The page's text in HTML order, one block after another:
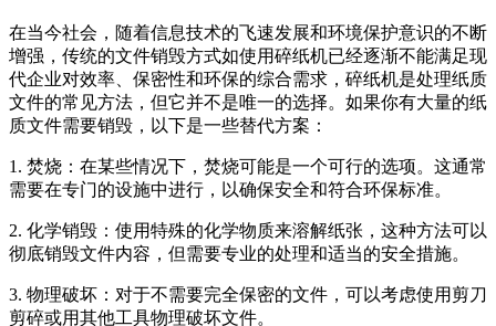
在当今社会，随着信息技术的飞速发展和环境保护意识的不断
增强，传统的文件销毁方式如使用碎纸机已经逐渐不能满足现
代企业对效率、保密性和环保的综合需求，碎纸机是处理纸质
文件的常见方法，但它并不是唯一的选择。如果你有大量的纸
质文件需要销毁，以下是一些替代方案：
1. 焚烧：在某些情况下，焚烧可能是一个可行的选项。这通常
需要在专门的设施中进行，以确保安全和符合环保标准。
2. 化学销毁：使用特殊的化学物质来溶解纸张，这种方法可以
彻底销毁文件内容，但需要专业的处理和适当的安全措施。
3. 物理破坏：对于不需要完全保密的文件，可以考虑使用剪刀
剪碎或用其他工具物理破坏文件。